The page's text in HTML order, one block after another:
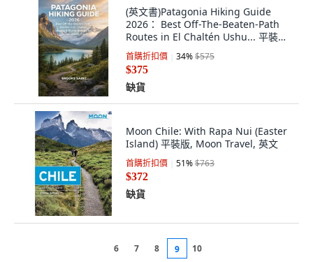
(英文書)Patagonia Hiking Guide
2026： Best Off-The-Beaten-Path
Routes in El Chaltén Ushu... 平裝版,
獨立出版, 英文
首購折扣價 34% $575
$375
缺貨
Moon Chile: With Rapa Nui (Easter
Island) 平裝版, Moon Travel, 英文
首購折扣價 51% $763
$372
缺貨
6 7 8 9 10